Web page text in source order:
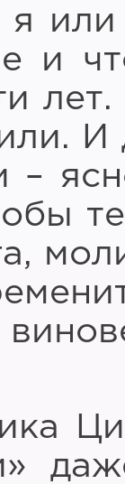
я
и
И
–